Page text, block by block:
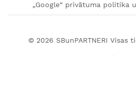
„Google“ privātuma politika
© 2026 SBunPARTNERI Visas